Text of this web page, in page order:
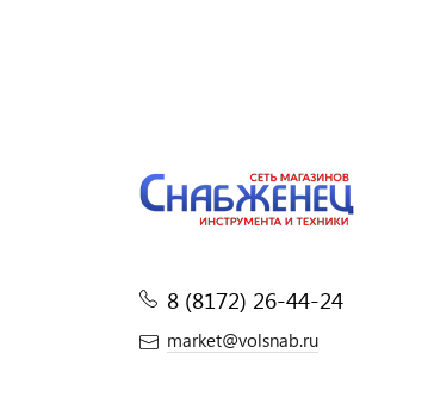
8 (8172) 26-44-24
market@volsnab.ru